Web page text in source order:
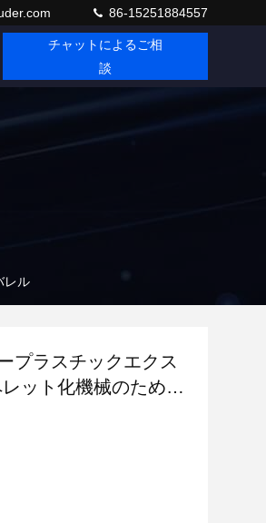
86-15251884557
チャットによるご相
談
レル
プラスチックエクス
ット化機械のための